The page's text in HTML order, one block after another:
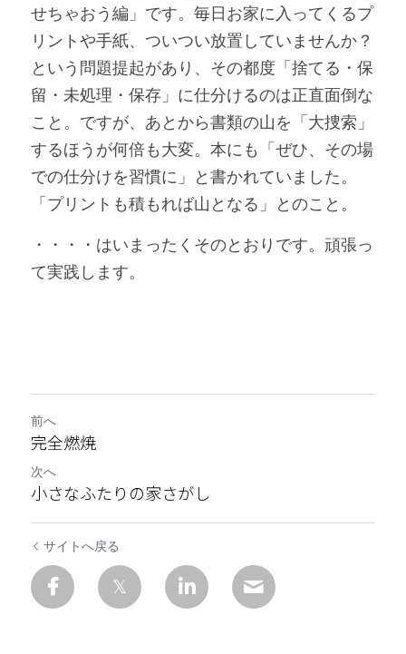
せちゃおう編」です。毎日お家に入ってくるプ
リントや手紙、ついつい放置していませんか？
という問題提起があり、その都度「捨てる・保
留・未処理・保存」に仕分けるのは正直面倒な
こと。ですが、あとから書類の山を「大捜索」
するほうが何倍も大変。本にも「ぜひ、その場
での仕分けを習慣に」と書かれていました。
「プリントも積もれば山となる」とのこと。
・・・・はいまったくそのとおりです。頑張っ
て実践します。
前へ
完全燃焼
次へ
小さなふたりの家さがし
サイトへ戻る